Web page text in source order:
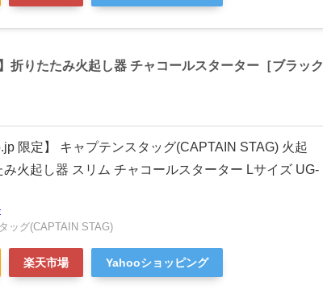
折りたたみ火起し器 チャコールスターター［ブラック
限定】 キャプテンスタッグ(CAPTAIN STAG) 火起
み火起し器 スリム チャコールスターター Lサイズ UG-
ッグ(CAPTAIN STAG)
楽天市場 Yahooショッピング